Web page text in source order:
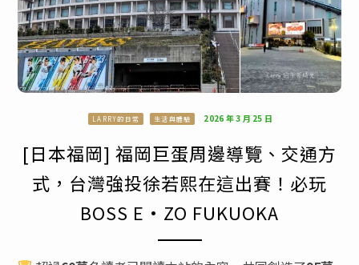
LARRY的日常 生活與體驗 2026 年 3 月 25 日
[日本福岡] 福岡巨蛋周邊導覽、交通方
式，台灣強投徐若熙在這出賽！必玩
BOSS E·ZO FUKUOKA